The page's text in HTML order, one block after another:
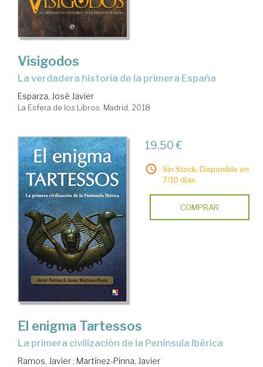
Visigodos
la verdadera historia de la primera España
Esparza, José Javier
La Esfera de los Libros. Madrid, 2018
19,50 €
Sin Stock. Disponible en
7/10 días.
COMPRAR
El enigma Tartessos
la primera civilización de la Península Ibérica
Ramos, Javier ; Martínez-Pinna, Javier